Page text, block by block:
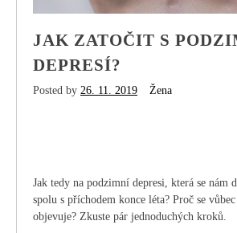
JAK ZATOČIT S
DEPRESÍ?
Posted by 26. 11. 2019 Žena
Jak tedy na podzimní depresi, která se nám
spolu s příchodem konce léta? Proč se
objevuje? Zkuste pár jednoduchých kroků.